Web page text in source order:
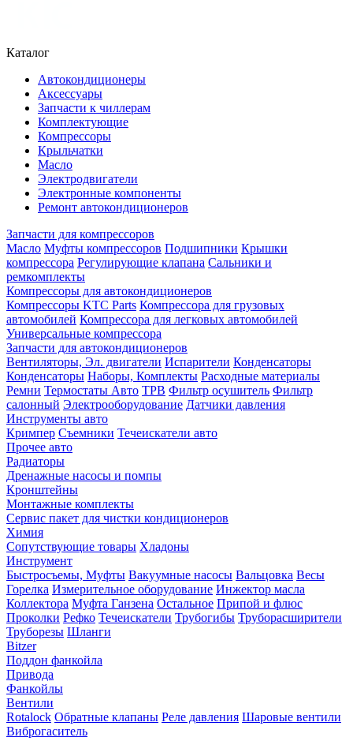
Каталог
Автокондиционеры
Аксессуары
Запчасти к чиллерам
Комплектующие
Компрессоры
Крыльчатки
Масло
Электродвигатели
Электронные компоненты
Ремонт автокондиционеров
Запчасти для компрессоров
Масло Муфты компрессоров Подшипники Крышки
компрессора Регулирующие клапана Сальники и
ремкомплекты
Компрессоры для автокондиционеров
Компрессоры KTC Parts Компрессора для грузовых
автомобилей Компрессора для легковых автомобилей
Универсальные компрессора
Запчасти для автокондиционеров
Вентиляторы, Эл. двигатели Испарители Конденсаторы
Конденсаторы Наборы, Комплекты Расходные материалы
Ремни Термостаты Авто ТРВ Фильтр осушитель Фильтр
салонный Электрооборудование Датчики давления
Инструменты авто
Кримпер Съемники Течеискатели авто
Прочее авто
Радиаторы
Дренажные насосы и помпы
Кронштейны
Монтажные комплекты
Сервис пакет для чистки кондиционеров
Химия
Сопутствующие товары Хладоны
Инструмент
Быстросъемы, Муфты Вакуумные насосы Вальцовка Весы
Горелка Измерительное оборудование Инжектор масла
Коллектора Муфта Ганзена Остальное Припой и флюс
Проколки Рефко Течеискатели Трубогибы Труборасширители
Труборезы Шланги
Bitzer
Поддон фанкойла
Привода
Фанкойлы
Вентили
Rotalock Обратные клапаны Реле давления Шаровые вентили
Виброгаситель